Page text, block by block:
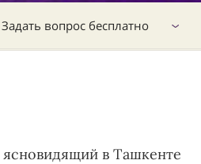
Задать вопрос бесплатно
в Ташкенте